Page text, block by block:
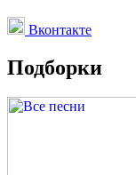
Вконтакте
Подборки